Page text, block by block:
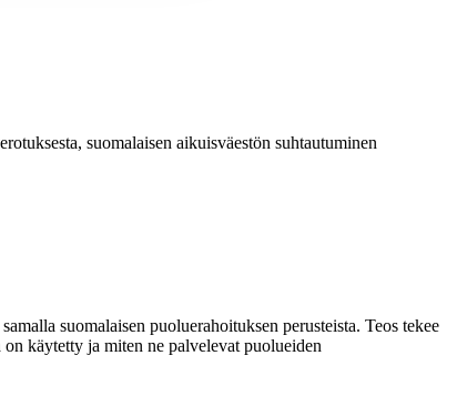
suomalaisen aikuisväestön suhtautuminen
suomalaisen puoluerahoituksen perusteista. Teos tekee
käytetty ja miten ne palvelevat puolueiden